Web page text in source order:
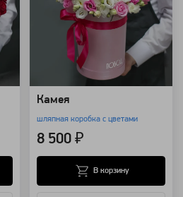
Камея
шляпная коробка с цветами
8 500 ₽
В корзину